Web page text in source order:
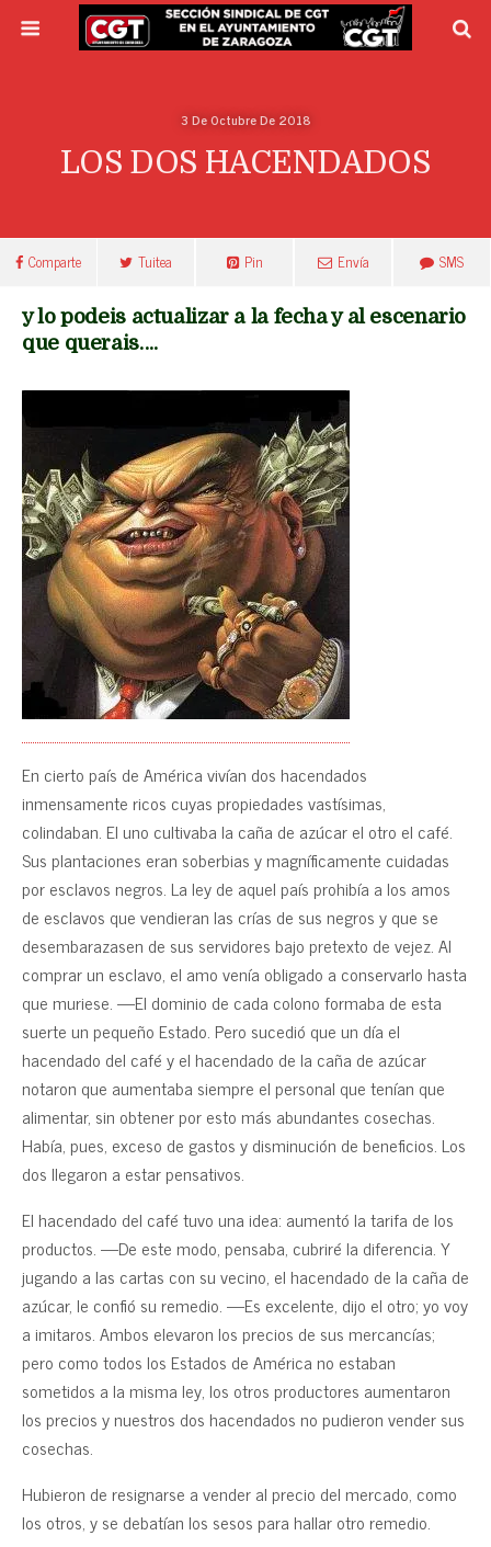
3 De Octubre De 2018
LOS DOS HACENDADOS
Comparte Tuitea Pin Envía SMS
y lo podeis actualizar a la fecha y al escenario
que querais….
En cierto país de América vivían dos hacendados
inmensamente ricos cuyas propiedades vastísimas,
colindaban. EI uno cultivaba la caña de azúcar el otro el café.
Sus plantaciones eran soberbias y magníficamente cuidadas
por esclavos negros. La ley de aquel país prohibía a los amos
de esclavos que vendieran las crías de sus negros y que se
desembarazasen de sus servidores bajo pretexto de vejez. Al
comprar un esclavo, el amo venía obligado a conservarlo hasta
que muriese. —El dominio de cada colono formaba de esta
suerte un pequeño Estado. Pero sucedió que un día el
hacendado del café y el hacendado de la caña de azúcar
notaron que aumentaba siempre el personal que tenían que
alimentar, sin obtener por esto más abundantes cosechas.
Había, pues, exceso de gastos y disminución de beneficios. Los
dos llegaron a estar pensativos.
El hacendado del café tuvo una idea: aumentó la tarifa de los
productos. —De este modo, pensaba, cubriré la diferencia. Y
jugando a las cartas con su vecino, el hacendado de la caña de
azúcar, le confió su remedio. —Es excelente, dijo el otro; yo voy
a imitaros. Ambos elevaron los precios de sus mercancías;
pero como todos los Estados de América no estaban
sometidos a la misma ley, los otros productores aumentaron
los precios y nuestros dos hacendados no pudieron vender sus
cosechas.
Hubieron de resignarse a vender al precio del mercado, como
los otros, y se debatían los sesos para hallar otro remedio.